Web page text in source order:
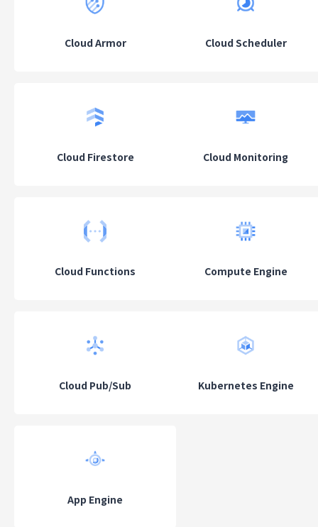
Cloud Armor Cloud Scheduler
Cloud Firestore Cloud Monitoring
Cloud Functions Compute Engine
Cloud Pub/Sub Kubernetes Engine
App Engine